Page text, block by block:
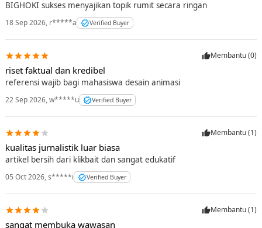
BIGHOKI sukses menyajikan topik rumit secara ringan
18 Sep 2026, r*****a Verified Buyer
Membantu (0)
riset faktual dan kredibel
referensi wajib bagi mahasiswa desain animasi
22 Sep 2026,w*****u Verified Buyer
Membantu (1)
kualitas jurnalistik luar biasa
artikel bersih dari klikbait dan sangat edukatif
05 Oct 2026,s*****i Verified Buyer
Membantu (1)
sangat membuka wawasan